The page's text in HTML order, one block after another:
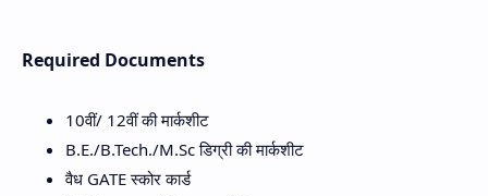
Required Documents
10वीं/ 12वीं की मार्कशीट
B.E./B.Tech./M.Sc डिग्री की मार्कशीट
वैध GATE स्कोर कार्ड